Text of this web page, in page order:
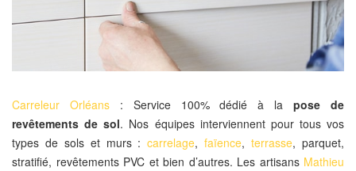
Carreleur Orléans: Service 100% dédié à lapose de
revêtements de sol. Nos équipes interviennent pour tous vos
types de sols et murs :carrelage,faïence,terrasse, parquet,
stratifié, revêtements PVC et bien d’autres. Les artisans Mathieu